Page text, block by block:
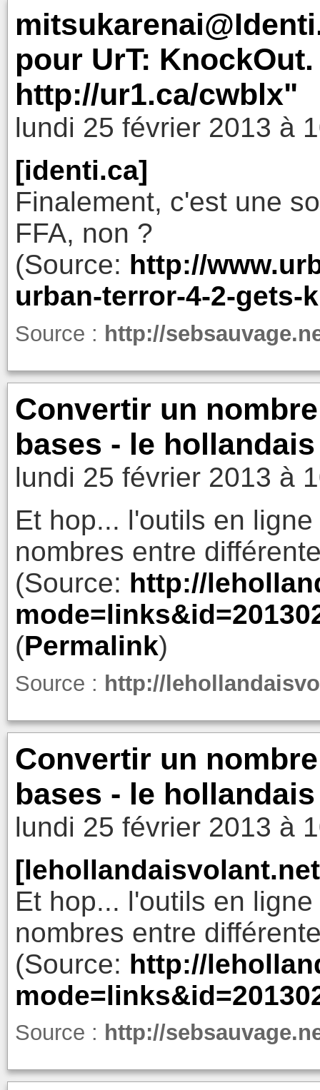
pour UrT:
http://ur1.ca/cwblx"
lundi 25 février 2013 à
[identi.ca]
Finalement, c'est une
FFA, non ?
(Source: http://
urban-terror-4-2-gets-
Source : http://
Convertir un
bases - le
lundi 25 février 2013 à
Et hop... l'outils en
nombres entre
(Source: http://
(Permalink)
Source : http://
Convertir un
bases - le
lundi 25 février 2013 à
Et hop... l'outils en
nombres entre
(Source: http://
Source : http://